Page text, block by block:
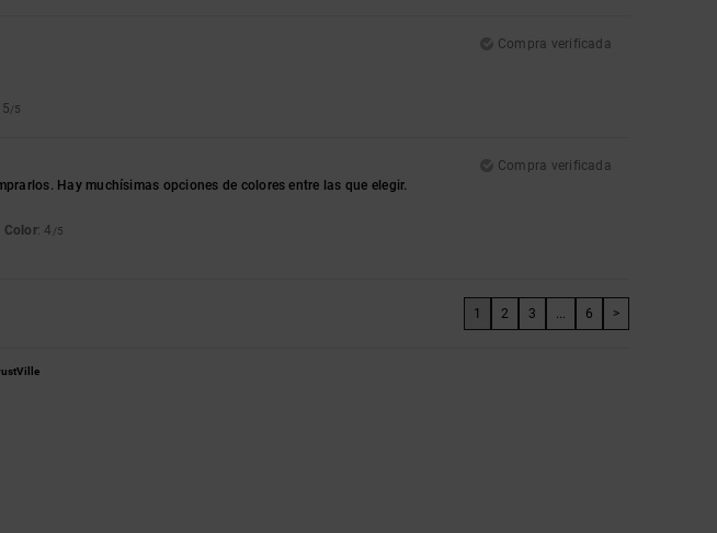
Compra verificada
5/5
Compra verificada
Hay muchísimas opciones de colores entre las que elegir.
Color: 4 /5
1 2 3 ... 6 >